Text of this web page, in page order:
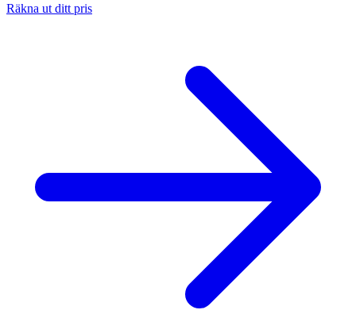
Räkna ut ditt pris